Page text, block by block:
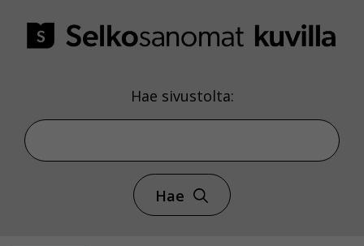
Hae sivustolta:
Hae